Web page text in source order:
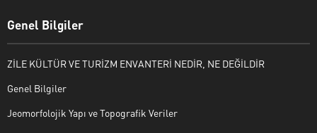
Genel Bilgiler
ZİLE KÜLTÜR VE TURİZM ENVANTERİ NEDİR, NE DEĞİLDİR
Genel Bilgiler
Jeomorfolojik Yapı ve Topografik Veriler